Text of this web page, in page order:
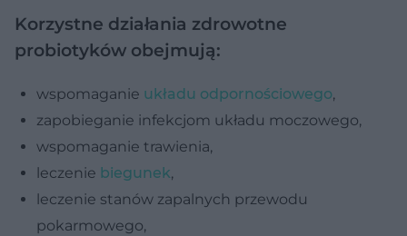
Korzystne działania zdrowotne
probiotyków obejmują:
wspomaganie układu odpornościowego,
zapobieganie infekcjom układu moczowego,
wspomaganie trawienia,
leczenie biegunek,
leczenie stanów zapalnych przewodu
pokarmowego,